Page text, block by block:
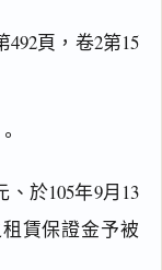
頁，卷2第15
、於105年9月13
賃保證金予被